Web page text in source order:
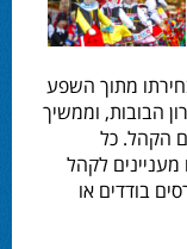
מתוך השפע
הבובות, וממשיך
הקהל. כל
לקהל
בודדים או